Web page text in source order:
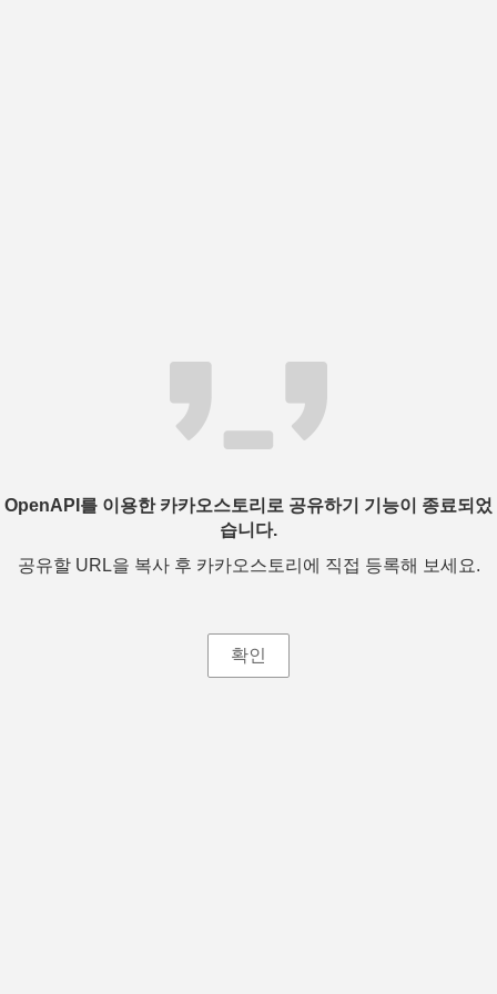
OpenAPI를 이용한 카카오스토리로 공유하기 기능이 종료되었
습니다.
공유할 URL을 복사 후 카카오스토리에 직접 등록해 보세요.
확인